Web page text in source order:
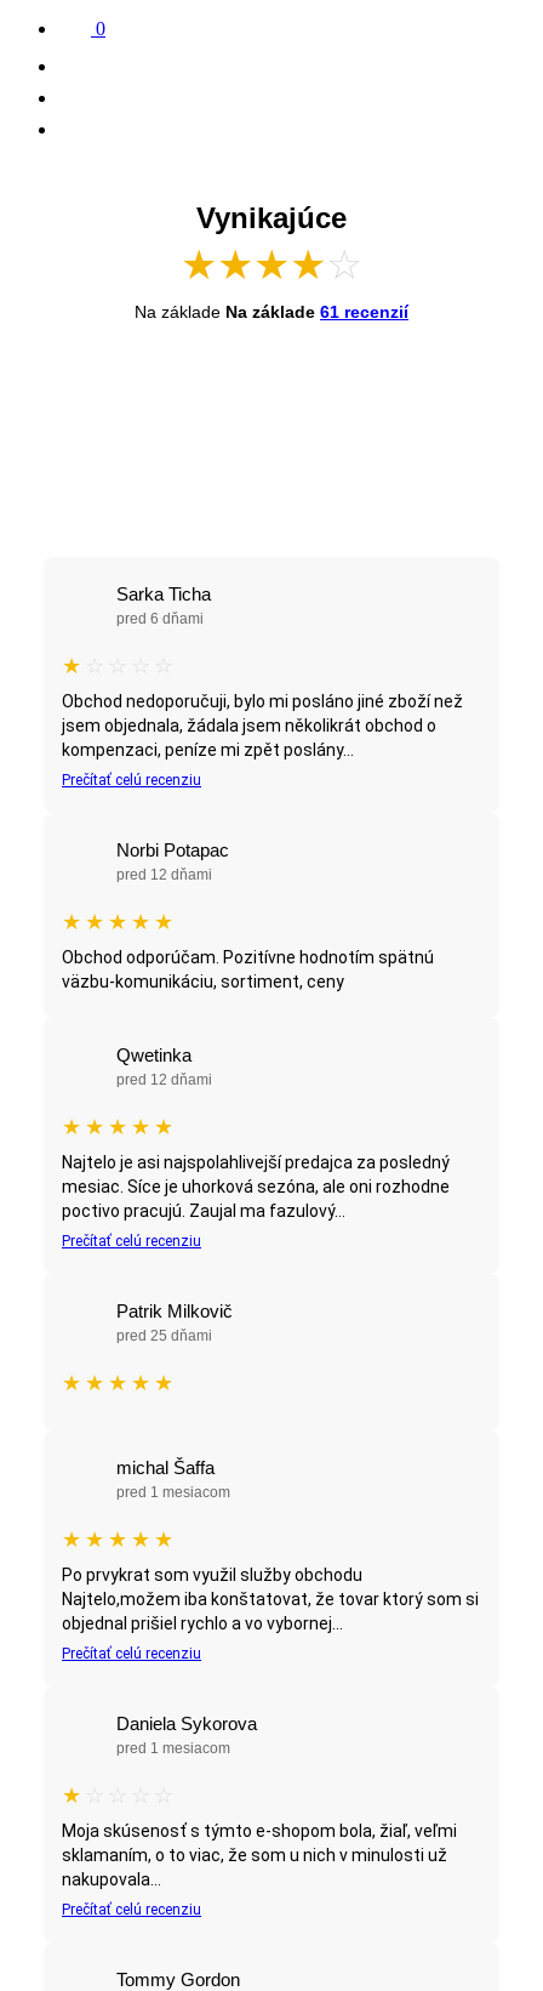
0
Vynikajúce
★★★★☆
Na základe Na základe 61 recenzií
Sarka Ticha
pred 6 dňami
★ ☆ ☆ ☆ ☆
Obchod nedoporučuji, bylo mi posláno jiné zboží než
jsem objednala, žádala jsem několikrát obchod o
kompenzaci, peníze mi zpět poslány...
Prečítať celú recenziu
Norbi Potapac
pred 12 dňami
★ ★ ★ ★ ★
Obchod odporúčam. Pozitívne hodnotím spätnú
väzbu-komunikáciu, sortiment, ceny
Qwetinka
pred 12 dňami
★ ★ ★ ★ ★
Najtelo je asi najspolahlivejší predajca za posledný
mesiac. Síce je uhorková sezóna, ale oni rozhodne
poctivo pracujú. Zaujal ma fazulový...
Prečítať celú recenziu
Patrik Milkovič
pred 25 dňami
★ ★ ★ ★ ★
michal Šaffa
pred 1 mesiacom
★ ★ ★ ★ ★
Po prvykrat som využil služby obchodu
Najtelo,možem iba konštatovat, že tovar ktorý som si
objednal prišiel rychlo a vo vybornej...
Prečítať celú recenziu
Daniela Sykorova
pred 1 mesiacom
★ ☆ ☆ ☆ ☆
Moja skúsenosť s týmto e-shopom bola, žiaľ, veľmi
sklamaním, o to viac, že som u nich v minulosti už
nakupovala...
Prečítať celú recenziu
Tommy Gordon